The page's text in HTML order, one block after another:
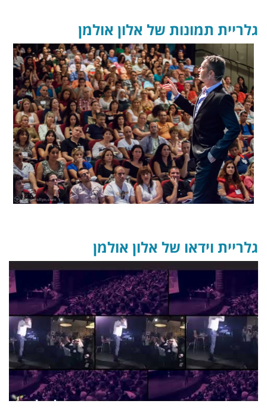
גלריית תמונות של אלון אולמן
גלריית וידאו של אלון אולמן